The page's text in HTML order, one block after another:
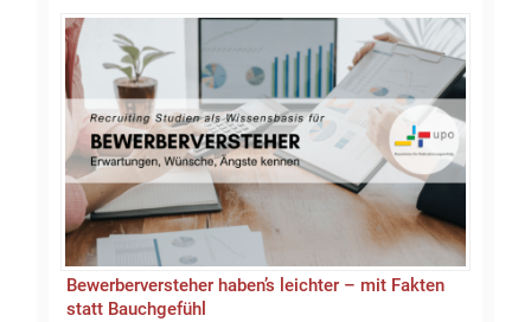
Bewerberversteher haben’s leichter – mit Fakten
statt Bauchgefühl